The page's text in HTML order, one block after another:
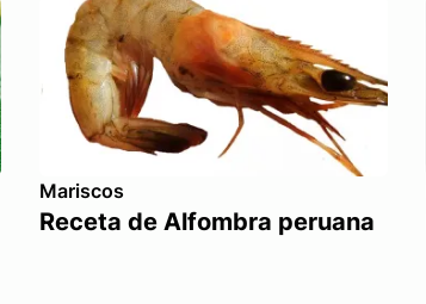
Mariscos
Receta de Alfombra peruana